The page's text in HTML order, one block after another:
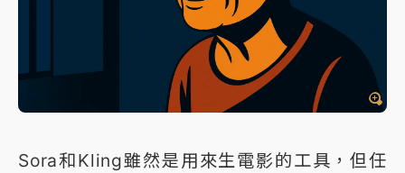
Sora和Kling雖然是用來生電影的工具，但任